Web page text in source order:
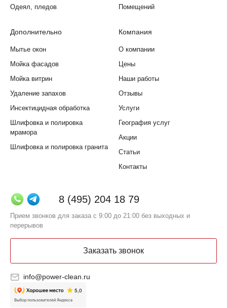
8 (495) 204 18 79
Прием звонков для заказа с 9:00 до 21:00 без выходных и
перерывов
Заказать звонок
info@power-clean.ru
Одеял, пледов
Помещений
Дополнительно
Мытье окон
Мойка фасадов
Мойка витрин
Удаление запахов
Инсектицидная обработка
Шлифовка и полировка
мрамора
Шлифовка и полировка гранита
Компания
О компании
Цены
Наши работы
Отзывы
Услуги
География услуг
Акции
Статьи
Контакты